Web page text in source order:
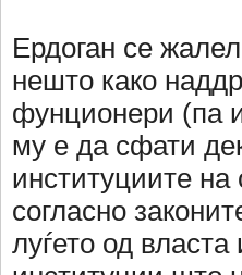
Ердоган се
нешто како
фунционери (па
му е да сфати
институциите
согласно
луѓето од